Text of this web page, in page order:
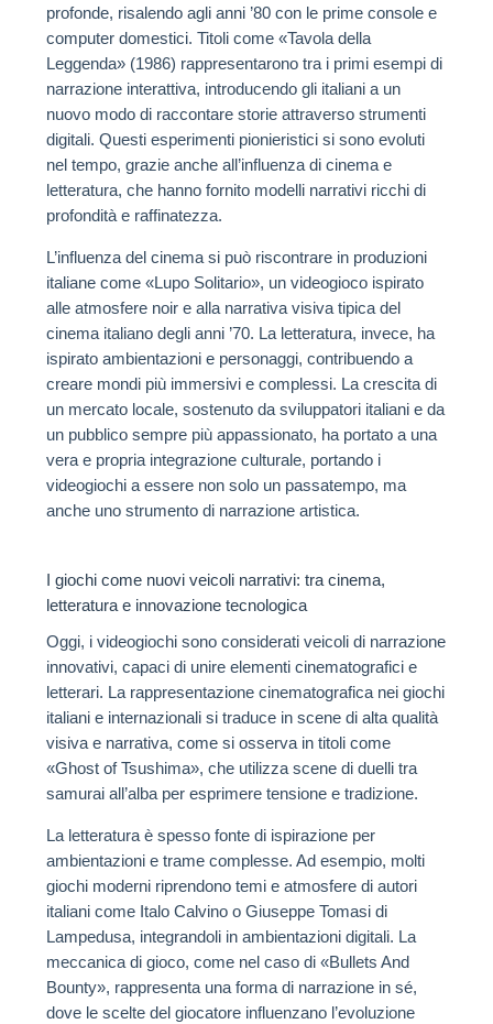
profonde, risalendo agli anni ’80 con le prime console e
computer domestici. Titoli come «Tavola della
Leggenda» (1986) rappresentarono tra i primi esempi di
narrazione interattiva, introducendo gli italiani a un
nuovo modo di raccontare storie attraverso strumenti
digitali. Questi esperimenti pionieristici si sono evoluti
nel tempo, grazie anche all’influenza di cinema e
letteratura, che hanno fornito modelli narrativi ricchi di
profondità e raffinatezza.
L’influenza del cinema si può riscontrare in produzioni
italiane come «Lupo Solitario», un videogioco ispirato
alle atmosfere noir e alla narrativa visiva tipica del
cinema italiano degli anni ’70. La letteratura, invece, ha
ispirato ambientazioni e personaggi, contribuendo a
creare mondi più immersivi e complessi. La crescita di
un mercato locale, sostenuto da sviluppatori italiani e da
un pubblico sempre più appassionato, ha portato a una
vera e propria integrazione culturale, portando i
videogiochi a essere non solo un passatempo, ma
anche uno strumento di narrazione artistica.
I giochi come nuovi veicoli narrativi: tra cinema,
letteratura e innovazione tecnologica
Oggi, i videogiochi sono considerati veicoli di narrazione
innovativi, capaci di unire elementi cinematografici e
letterari. La rappresentazione cinematografica nei giochi
italiani e internazionali si traduce in scene di alta qualità
visiva e narrativa, come si osserva in titoli come
«Ghost of Tsushima», che utilizza scene di duelli tra
samurai all’alba per esprimere tensione e tradizione.
La letteratura è spesso fonte di ispirazione per
ambientazioni e trame complesse. Ad esempio, molti
giochi moderni riprendono temi e atmosfere di autori
italiani come Italo Calvino o Giuseppe Tomasi di
Lampedusa, integrandoli in ambientazioni digitali. La
meccanica di gioco, come nel caso di «Bullets And
Bounty», rappresenta una forma di narrazione in sé,
dove le scelte del giocatore influenzano l’evoluzione